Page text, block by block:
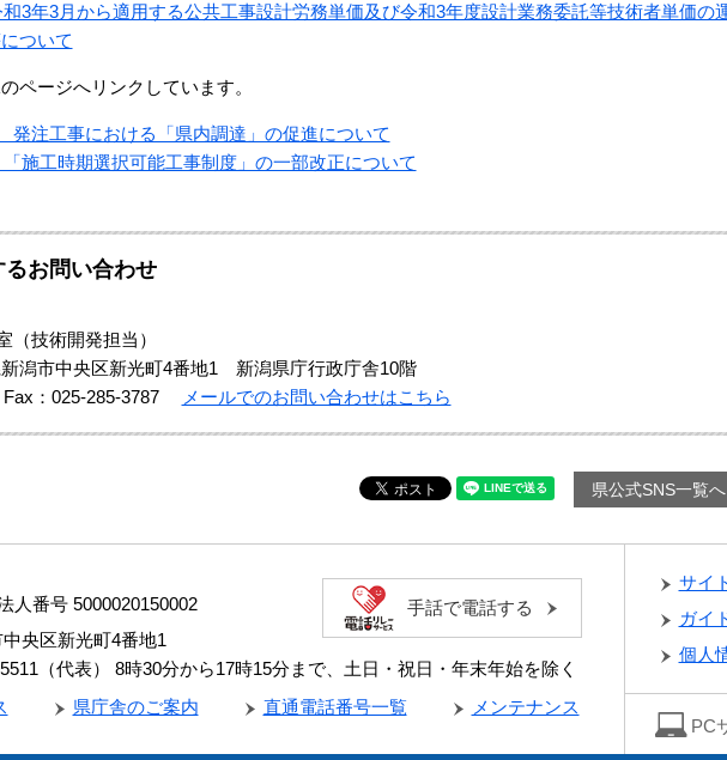
3年3月から適用する公共工事設計労務単価及び令和3年度設計業務委託等技術者単価の
ついて
ページへリンクしています。
注工事における「県内調達」の促進について
施工時期選択可能工事制度」の一部改正について
お問い合わせ
（技術開発担当）
潟市中央区新光町4番地1 新潟県庁行政庁舎10階
Fax：025-285-3787 メールでのお問い合わせはこちら
県公式SNS一覧へ
人番号 5000020150002
央区新光町4番地1
（代表）
8時30分から17時15分まで、土日・祝日・年末年始を除く
手話で電話する
県庁舎のご案内 直通電話番号一覧 メンテナンス
サイ
ガイ
個人
PC